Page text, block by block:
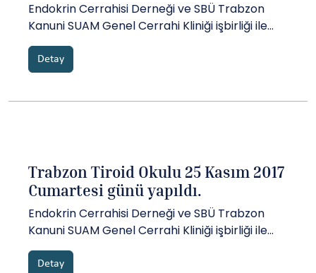
Endokrin Cerrahisi Derneği ve SBÜ Trabzon
Kanuni SUAM Genel Cerrahi Kliniği işbirliği ile
"Trabzon Tiroid Okulu" programı 25 Kasım 2017
Cumartesi günü gerçekleştirildi....
Detay
Trabzon Tiroid Okulu 25 Kasım 2017
Cumartesi günü yapıldı.
Endokrin Cerrahisi Derneği ve SBÜ Trabzon
Kanuni SUAM Genel Cerrahi Kliniği işbirliği ile
"Trabzon Tiroid Okulu" programı 25 Kasım 2017
Cumartesi günü gerçekleştirildi....
Detay